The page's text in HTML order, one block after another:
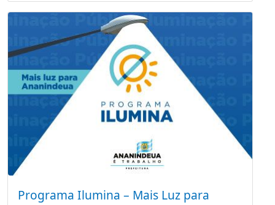
Programa Ilumina – Mais Luz para